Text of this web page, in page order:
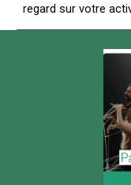
regard sur votre